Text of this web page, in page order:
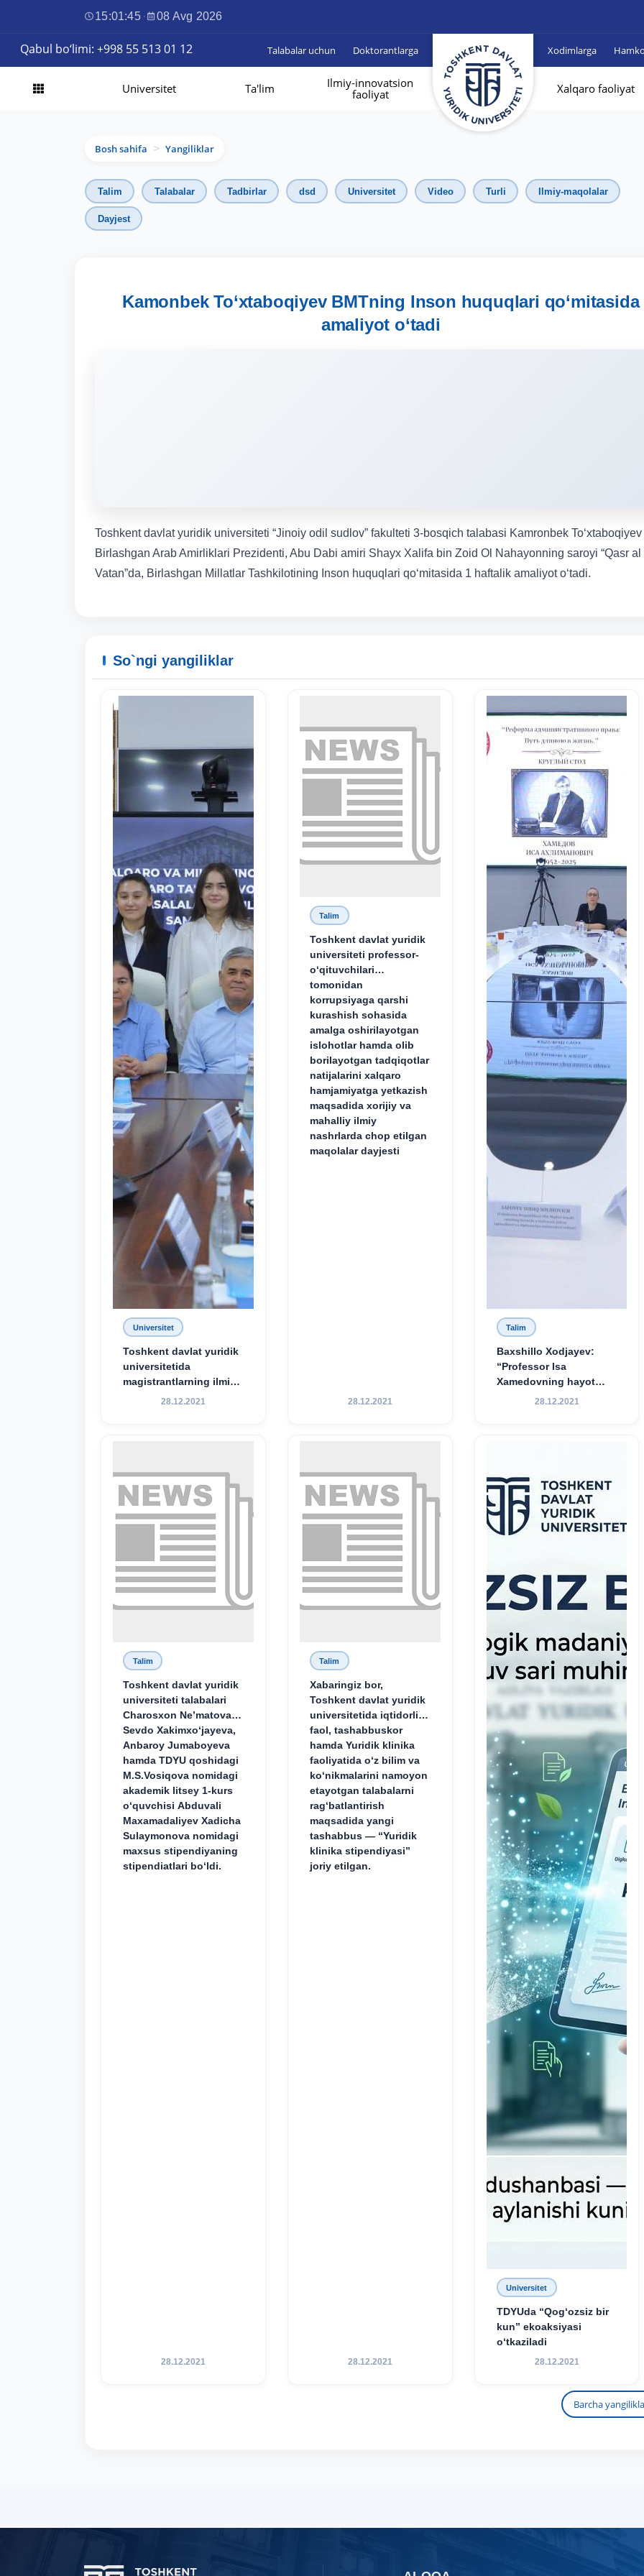
15:01:46 · 08 Avg 2026
Qabul bo‘limi: +998 55 513 01 12 Talabalar uchun Doktorantlarga Xodimlarga
Universitet Ta'lim
Ilmiy-innovatsion
faoliyat
Xalqaro faoliyat
Bosh sahifa > Yangiliklar
Talim Talabalar Tadbirlar dsd Universitet Video Turli Ilmiy-maqolalar
Dayjest
Kamonbek To‘xtaboqiyev BMTning Inson huquqlari qo‘mitasida
amaliyot o‘tadi
Toshkent davlat yuridik universiteti “Jinoiy odil sudlov” fakulteti 3-bosqich talabasi Kamronbek To‘xtaboqiyev
Birlashgan Arab Amirliklari Prezidenti, Abu Dabi amiri Shayx Xalifa bin Zoid Ol Nahayonning saroyi “Qasr al
Vatan”da, Birlashgan Millatlar Tashkilotining Inson huquqlari qo‘mitasida 1 haftalik amaliyot o‘tadi.
So`ngi yangiliklar
Universitet
Toshkent davlat yuridik
universitetida
magistrantlarning ilmiy-
amaliy konferensiyasi
28.12.2021
Talim
Toshkent davlat yuridik
universiteti professor-
o‘qituvchilari
tomonidan
korrupsiyaga qarshi
kurashish sohasida
amalga oshirilayotgan
islohotlar hamda olib
borilayotgan tadqiqotlar
natijalarini xalqaro
hamjamiyatga yetkazish
maqsadida xorijiy va
mahalliy ilmiy
nashrlarda chop etilgan
maqolalar dayjesti
28.12.2021
Talim
Baxshillo Xodjayev:
“Professor Isa
Xamedovning hayot
yo‘li — ilm-fanga,
28.12.2021
Talim
Toshkent davlat yuridik
universiteti talabalari
Charosxon Ne’matova,
Sevdo Xakimxo‘jayeva,
Anbaroy Jumaboyeva
hamda TDYU qoshidagi
M.S.Vosiqova nomidagi
akademik litsey 1-kurs
o‘quvchisi Abduvali
Maxamadaliyev Xadicha
Sulaymonova nomidagi
maxsus stipendiyaning
stipendiatlari bo‘ldi.
28.12.2021
Talim
Xabaringiz bor,
Toshkent davlat yuridik
universitetida iqtidorli,
faol, tashabbuskor
hamda Yuridik klinika
faoliyatida o‘z bilim va
ko‘nikmalarini namoyon
etayotgan talabalarni
rag‘batlantirish
maqsadida yangi
tashabbus — “Yuridik
klinika stipendiyasi”
joriy etilgan.
28.12.2021
Universitet
TDYUda “Qog‘ozsiz bir
kun” ekoaksiyasi
o‘tkaziladi
28.12.2021
Barcha